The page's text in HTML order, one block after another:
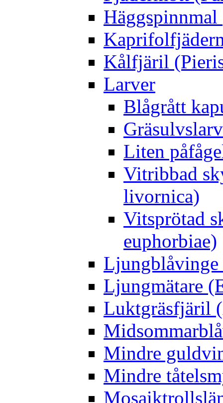
Kålfjäril
Larver
Blågrått
Liten
Vitribbad
livornica)
Vitsprötad
euphorbiae)
Ljungblåvinge
Ljungmätare
Luktgräsfjäril
Mindre
Mindre